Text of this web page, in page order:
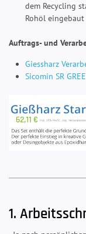
dem Recycling
Rohöl
Auftrags- und
Giessharz
Sicomin SR
1.